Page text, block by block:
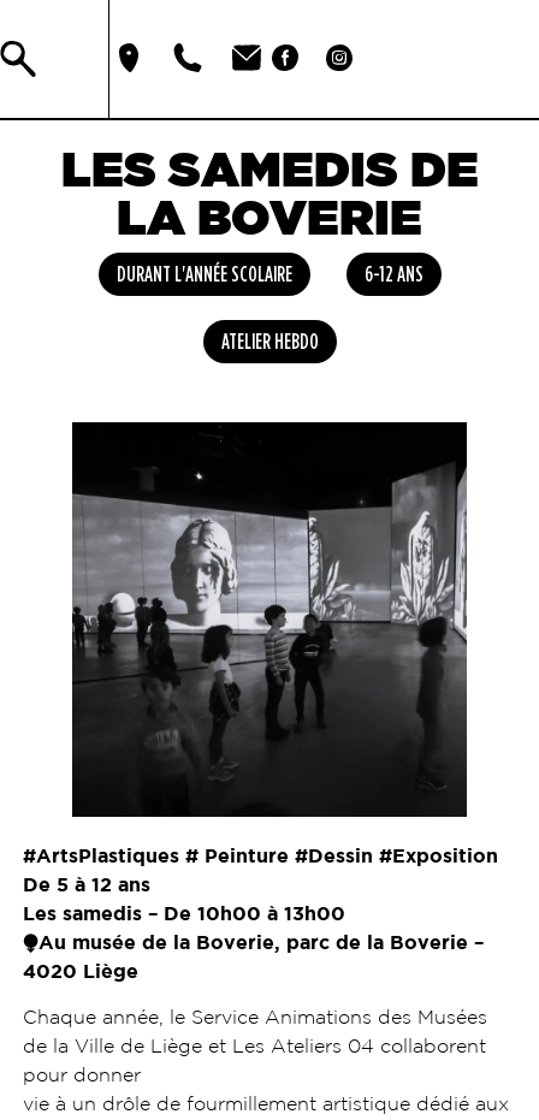
LES SAMEDIS DE
LA BOVERIE
DURANT L'ANNÉE SCOLAIRE 6-12 ANS
ATELIER HEBDO
#ArtsPlastiques # Peinture #Dessin #Exposition
De 5 à 12 ans
Les samedis – De 10h00 à 13h00
⧭Au musée de la Boverie, parc de la Boverie –
4020 Liège
Chaque année, le Service Animations des Musées
de la Ville de Liège et Les Ateliers 04 collaborent
pour donner
vie à un drôle de fourmillement artistique dédié aux